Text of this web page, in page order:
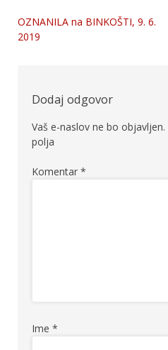
Navigacija
OZNANILA na BINKOŠTI, 9. 6.
2019
Dodaj odgovor
Vaš e-naslov ne bo objavljen.
polja
Komentar *
Ime *